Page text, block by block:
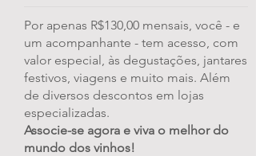
Por apenas R$130,00 mensais, você - e
um acompanhante - tem acesso, com
valor especial, às degustações, jantares
festivos, viagens e muito mais. Além
de diversos descontos em lojas
especializadas.
Associe-se agora e viva o melhor do
mundo dos vinhos!